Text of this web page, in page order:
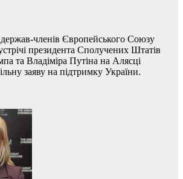
членів Європейського Союзу
президента Сполучених Штатів
та Владіміра Путіна на Алясці
заяву на підтримку України.